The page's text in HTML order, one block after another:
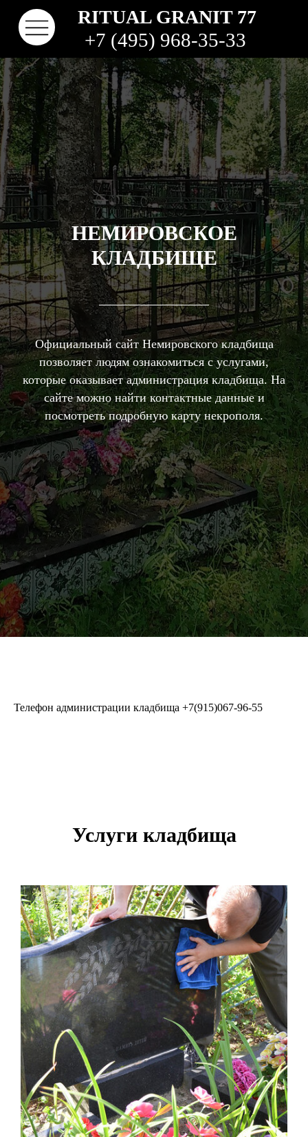
RITUAL GRANIT 77
РАБОТЫ
КЛАДБИЩА
КОНТАКТЫ
ВИДЫ ГРАНИТА
+7 (495) 968-35-33
НЕМИРОВСКОЕ
КЛАДБИЩЕ
Официальный сайт Немировского кладбища
позволяет людям ознакомиться с услугами,
которые оказывает администрация кладбища. На
сайте можно найти контактные данные и
посмотреть подробную карту некрополя.
Телефон администрации кладбища +7(915)067-96-55
Услуги кладбища